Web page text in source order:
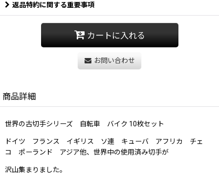
返品特約に関する重要事項
カートに入れる
お問い合わせ
商品詳細
世界の古切手シリーズ 自転車 バイク 10枚セット
ドイツ フランス イギリス ソ連 キューバ アフリカ チェ
コ ポーランド アジア他、世界中の使用済み切手が
沢山集まりました。